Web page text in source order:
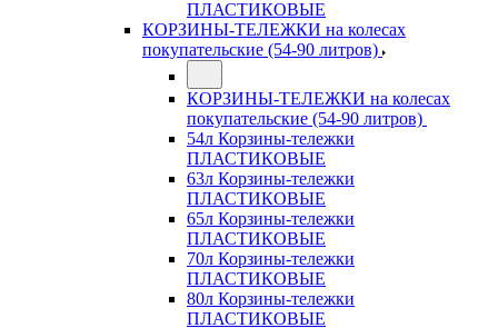
ПЛАСТИКОВЫЕ
КОРЗИНЫ-ТЕЛЕЖКИ на колесах
покупательские (54-90 литров)
КОРЗИНЫ-ТЕЛЕЖКИ на колесах
покупательские (54-90 литров)
54л Корзины-тележки
ПЛАСТИКОВЫЕ
63л Корзины-тележки
ПЛАСТИКОВЫЕ
65л Корзины-тележки
ПЛАСТИКОВЫЕ
70л Корзины-тележки
ПЛАСТИКОВЫЕ
80л Корзины-тележки
ПЛАСТИКОВЫЕ